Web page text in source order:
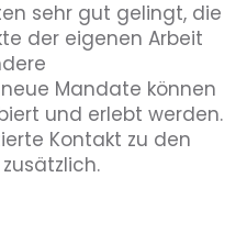
sehr gut gelingt, die
der eigenen Arbeit
Mandate können
und erlebt werden.
Kontakt zu den